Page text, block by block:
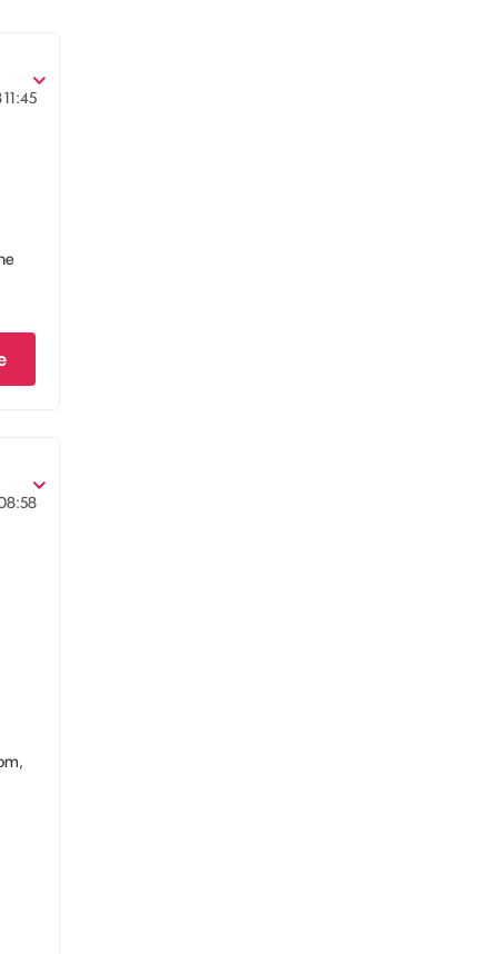
11:45